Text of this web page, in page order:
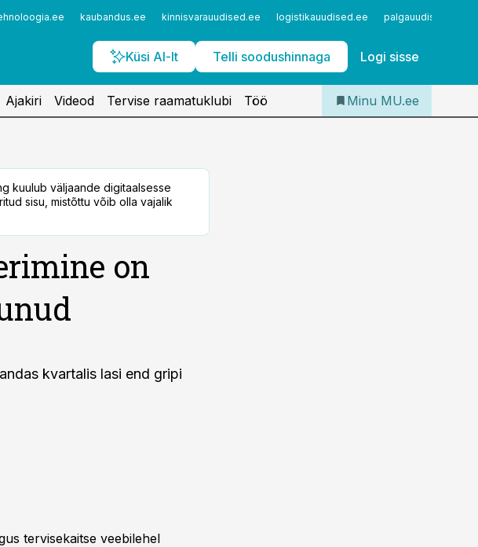
kaubandus.ee kinnisvarauudised.ee logistikauudised.ee palgauudised.ee
Küsi AI-lt Telli soodushinnaga Logi sisse
Iseteenindus
Telli Meditsiiniuudised
Ajakiri Videod Tervise raamatuklubi Töö Minu MU.ee
kuulub väljaande digitaalsesse
sisu, mistõttu võib olla vajalik
on
kvartalis lasi end gripi
tervisekaitse veebilehel